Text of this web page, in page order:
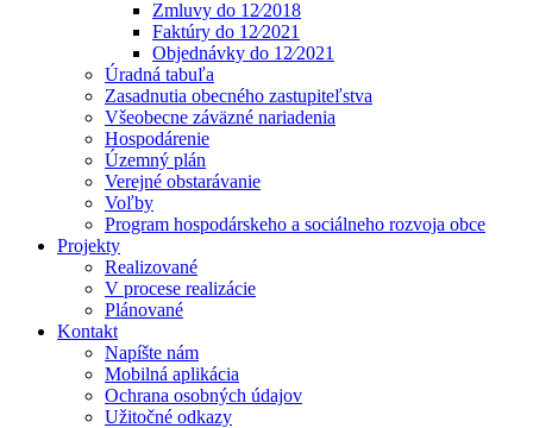
Zmluvy do 12⁄2018
Faktúry do 12⁄2021
Objednávky do 12⁄2021
Úradná tabuľa
Zasadnutia obecného zastupiteľstva
Všeobecne záväzné nariadenia
Hospodárenie
Územný plán
Verejné obstarávanie
Voľby
Program hospodárskeho a sociálneho rozvoja obce
Projekty
Realizované
V procese realizácie
Plánované
Kontakt
Napíšte nám
Mobilná aplikácia
Ochrana osobných údajov
Užitočné odkazy